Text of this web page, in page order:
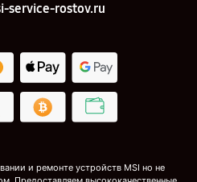
service-rostov.ru
и ремонте устройств MSI но не